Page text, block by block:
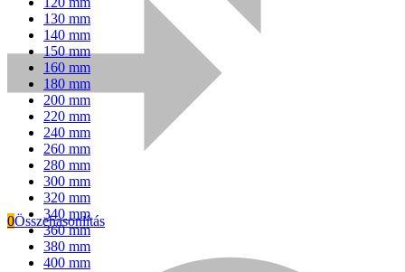
Everwin
0Összehasonlítás
130 mm
140 mm
150 mm
160 mm
180 mm
200 mm
220 mm
240 mm
260 mm
280 mm
300 mm
320 mm
340 mm
360 mm
380 mm
400 mm